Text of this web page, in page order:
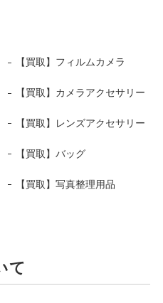
【買取】フィルムカメラ
【買取】カメラアクセサリー
【買取】レンズアクセサリー
【買取】バッグ
【買取】写真整理用品
て